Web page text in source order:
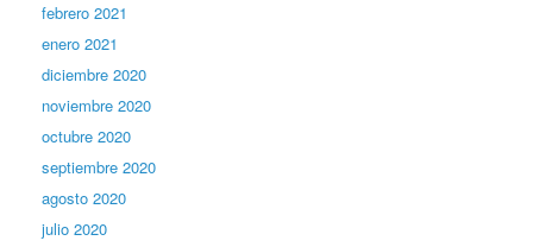
febrero 2021
enero 2021
diciembre 2020
noviembre 2020
octubre 2020
septiembre 2020
agosto 2020
julio 2020